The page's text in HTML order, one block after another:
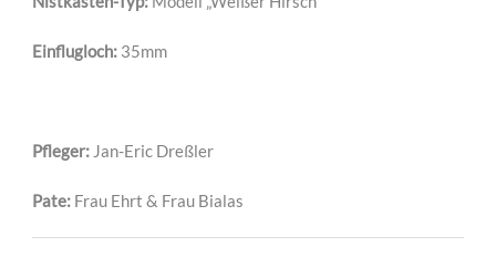
Einflugloch: 35mm
Pfleger: Jan-Eric Dreßler
Pate: Frau Ehrt & Frau Bialas